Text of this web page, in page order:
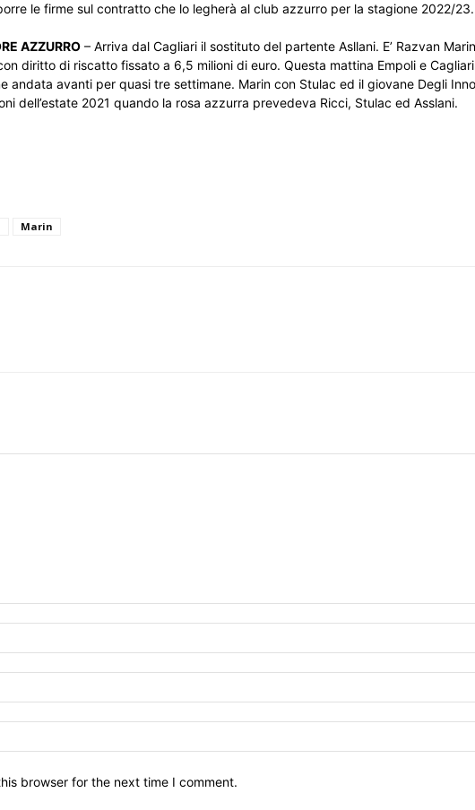
le firme sul contratto che lo legherà al club azzurro per la stagione 2022/23.
AZZURRO – Arriva dal Cagliari il sostituto del partente Asllani. E’ Razvan
diritto di riscatto fissato a 6,5 milioni di euro. Questa mattina Empoli e
andata avanti per quasi tre settimane. Marin con Stulac ed il giovane Degli
dell’estate 2021 quando la rosa azzurra prevedeva Ricci, Stulac ed Asslani.
Marin
browser for the next time I comment.